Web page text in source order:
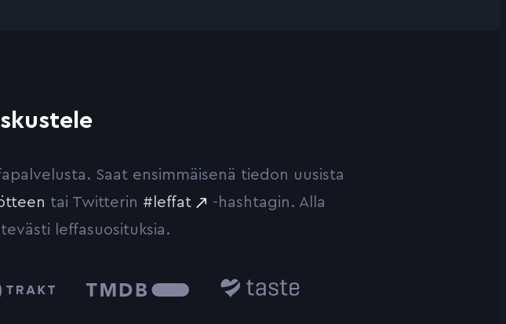
Saat ensimmäisenä tiedon uusista
tai Twitterin #leffat
-hashtagin. Alla
leffasuosituksia.